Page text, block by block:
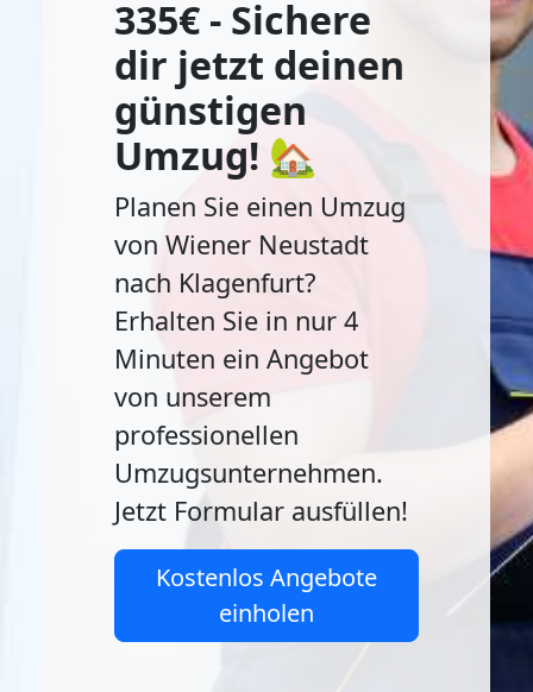
335€ - Sichere
dir jetzt deinen
günstigen
Umzug! 🏡
Planen Sie einen Umzug
von Wiener Neustadt
nach Klagenfurt?
Erhalten Sie in nur 4
Minuten ein Angebot
von unserem
professionellen
Umzugsunternehmen.
Jetzt Formular ausfüllen!
Kostenlos Angebote
einholen